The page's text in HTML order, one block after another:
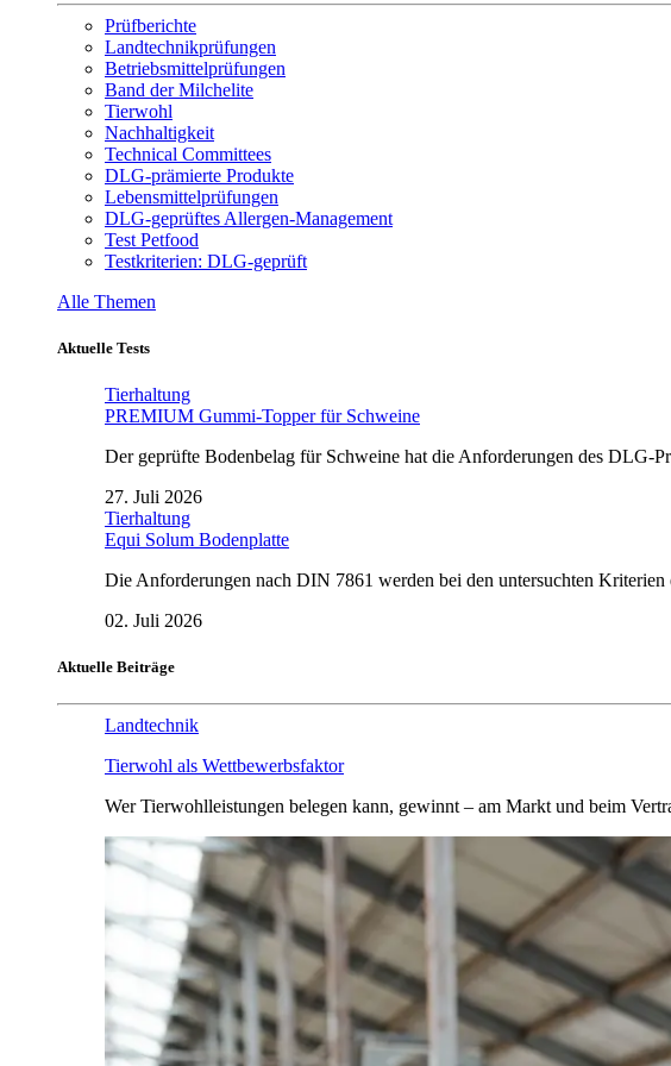
Prüfberichte
Landtechnikprüfungen
Betriebsmittelprüfungen
Band der Milchelite
Tierwohl
Nachhaltigkeit
Technical Committees
DLG-prämierte Produkte
Lebensmittelprüfungen
DLG-geprüftes Allergen-Management
Test Petfood
Testkriterien: DLG-geprüft
Alle Themen
Aktuelle Tests
Tierhaltung
PREMIUM Gummi-Topper für Schweine
Der geprüfte Bodenbelag für Schweine hat die Anforderungen des DLG-
27. Juli 2026
Tierhaltung
Equi Solum Bodenplatte
Die Anforderungen nach DIN 7861 werden bei den untersuchten Kriterien
02. Juli 2026
Aktuelle Beiträge
Landtechnik
Tierwohl als Wettbewerbsfaktor
Wer Tierwohlleistungen belegen kann, gewinnt – am Markt und beim